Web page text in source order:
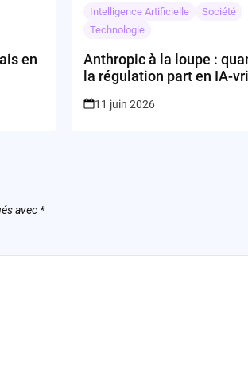
en
Intelligence Artificielle
Société
Technologie
Anthropic à la loupe :
la régulation part en IA-
11 juin 2026
avec *